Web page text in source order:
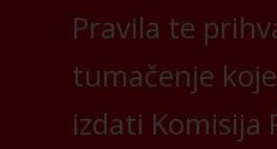
Pravila te
tumačenje
izdati Komisija